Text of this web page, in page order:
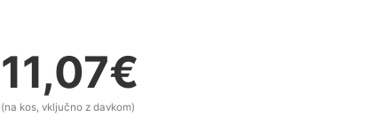
11,07€
(na kos, vključno z davkom)